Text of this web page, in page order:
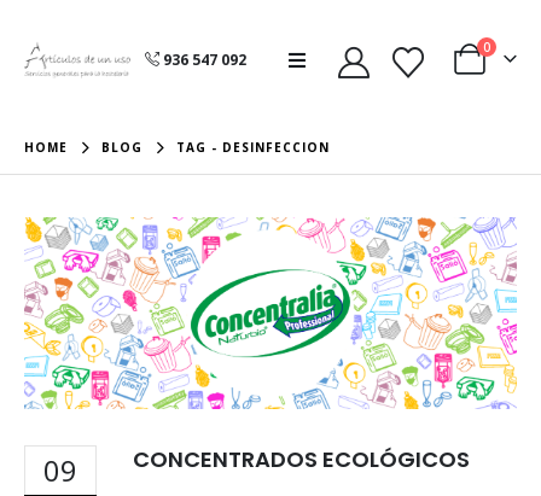
936 547 092
0
HOME BLOG TAG - DESINFECCION
09 CONCENTRADOS ECOLÓGICOS